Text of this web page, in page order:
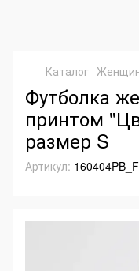
Каталог
Футболка
принтом
размер S
Артикул: